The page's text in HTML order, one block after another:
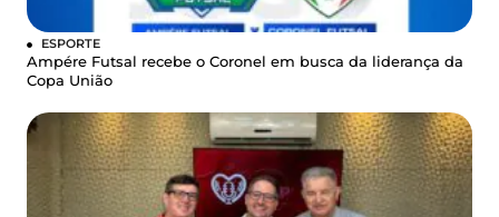
ESPORTE
Ampére Futsal recebe o Coronel em busca da liderança da
Copa União